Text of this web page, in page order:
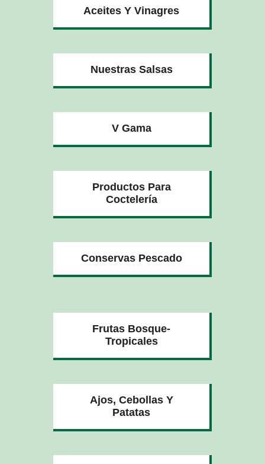
Aceites Y Vinagres
Nuestras Salsas
V Gama
Productos Para
Coctelería
Conservas Pescado
Frutas Bosque-
Tropicales
Ajos, Cebollas Y
Patatas